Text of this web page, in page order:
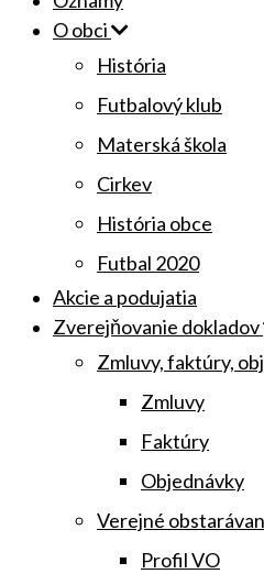
O obci
História
Futbalový klub
Materská škola
Cirkev
História obce
Futbal 2020
Akcie a podujatia
Zverejňovanie dokladov
Zmluvy, faktúry,
Zmluvy
Faktúry
Objednávky
Verejné
Profil VO